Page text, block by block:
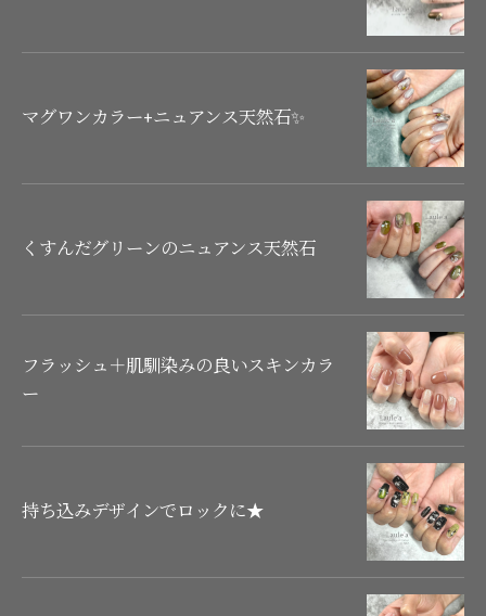
マグワンカラー+ニュアンス天然石✨
くすんだグリーンのニュアンス天然石
フラッシュ＋肌馴染みの良いスキンカラ
ー
持ち込みデザインでロックに★